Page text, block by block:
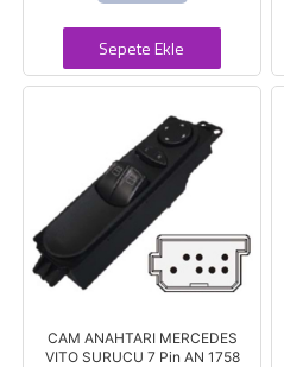
Sepete Ekle
CAM ANAHTARI MERCEDES
VITO SURUCU 7 Pin AN 1758